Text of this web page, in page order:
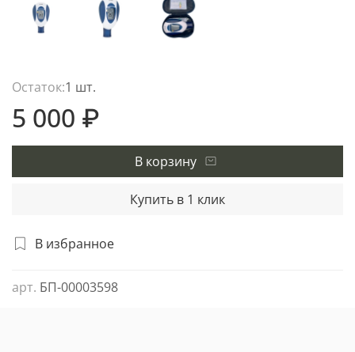
В избранное
арт. БП-00003598
Остаток:1 шт.
5 000 ₽
В корзину
Купить в 1 клик